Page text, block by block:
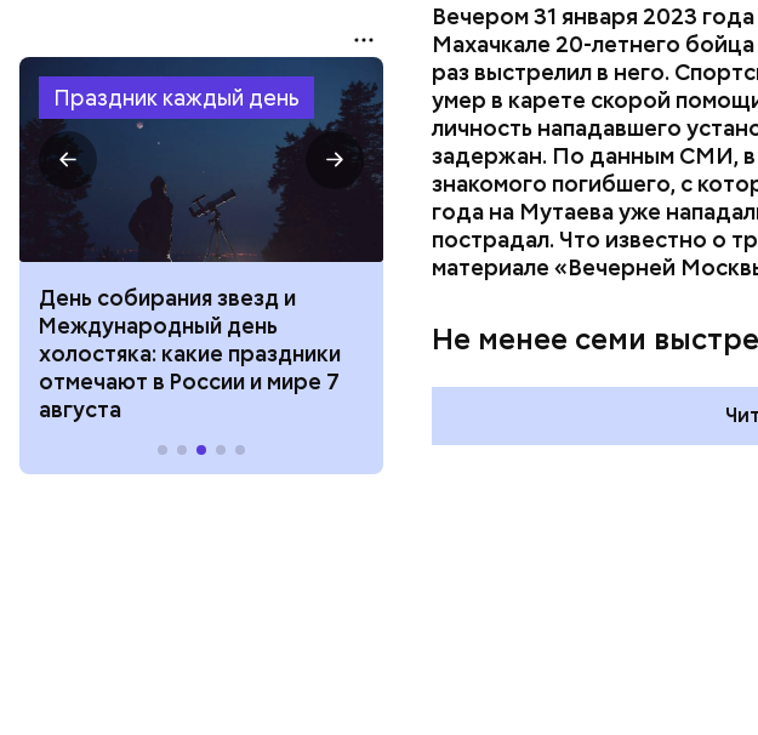
Праздник каждый день
День собирания звезд и
Международный день
холостяка: какие праздники
отмечают в России и мире 7
августа
и Международный день
подкаблучника: какие
праздники отмечают в России
Вечером 31 января 2023
Махачкале 20-летнего
раз выстрелил в него.
умер в карете скорой
личность нападавшего
задержан. По данным СМИ, в
знакомого погибшего, с
года на Мутаева уже
пострадал. Что известно о
материале «Вечерней
Не менее семи